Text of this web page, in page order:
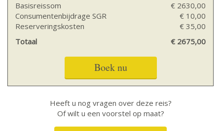
Basisreissom
€ 2630,00
Consumentenbijdrage SGR
€ 10,00
Reserveringskosten
€ 35,00
Totaal
€ 2675,00
Boek nu
Heeft u nog vragen over deze reis?
Of wilt u een voorstel op maat?